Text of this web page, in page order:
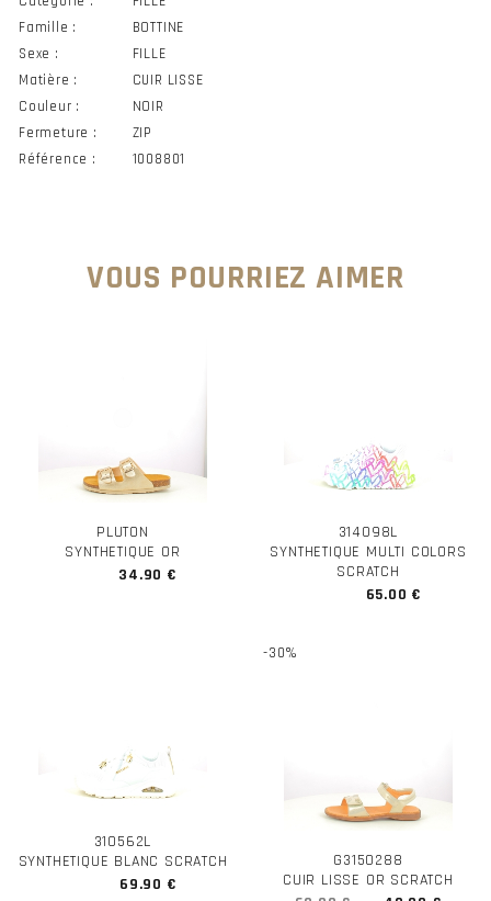
Famille :
BOTTINE
Sexe :
FILLE
Matière :
CUIR LISSE
Couleur :
NOIR
Fermeture :
ZIP
Référence :
1008801
VOUS POURRIEZ AIMER
PLUTON
SYNTHETIQUE OR
34.90 €
314098L
SYNTHETIQUE MULTI COLORS
SCRATCH
65.00 €
310562L
SYNTHETIQUE BLANC SCRATCH
69.90 €
-30%
G3150288
CUIR LISSE OR SCRATCH